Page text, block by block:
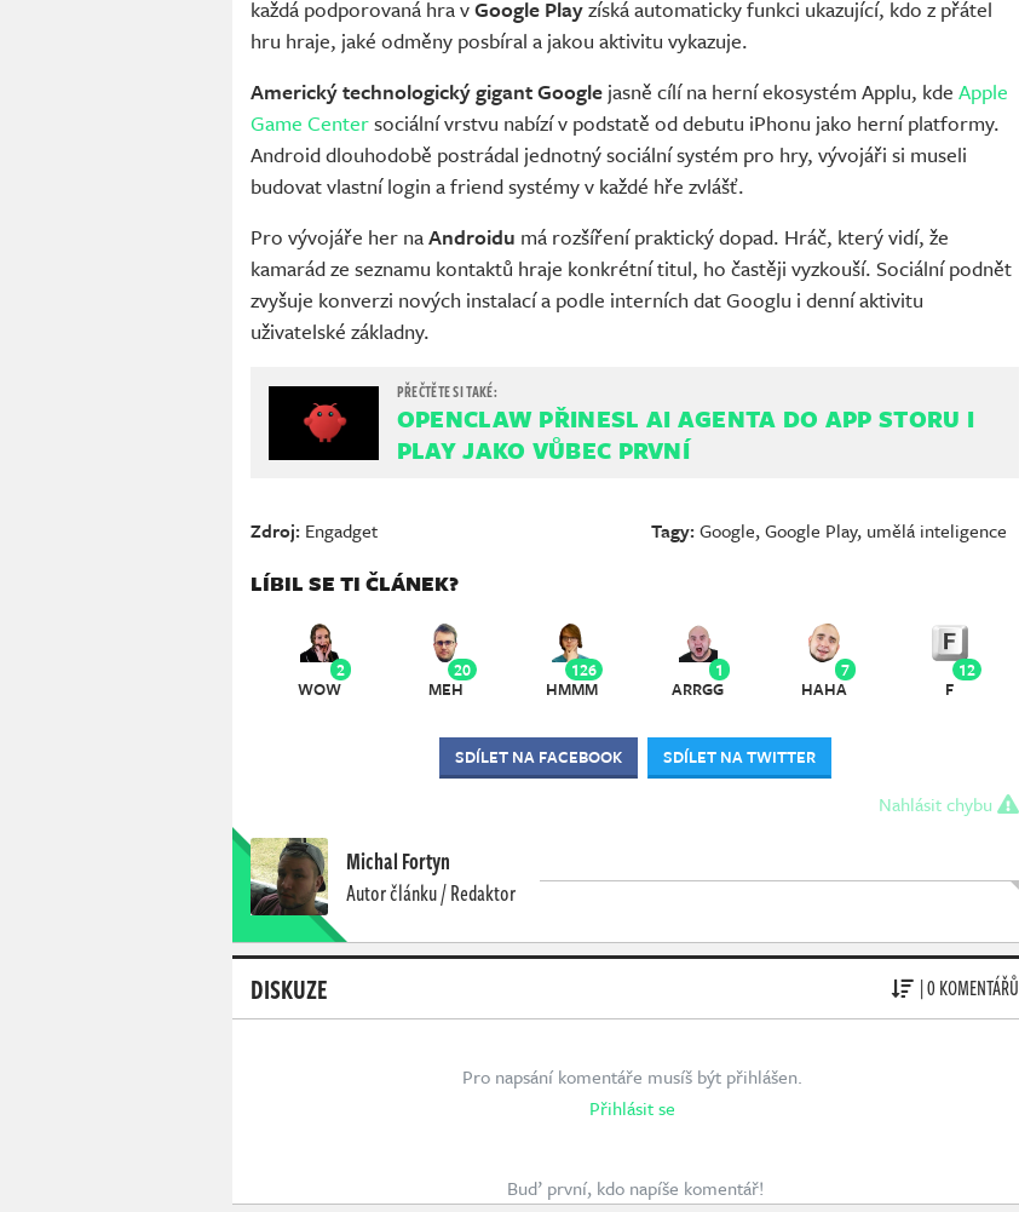
každá podporovaná hra vGoogle Playzíská automaticky funkci ukazující, kdo z přátel
hru hraje, jaké odměny posbíral a jakou aktivitu vykazuje.
Americký technologický gigant Google jasně cílí na herní ekosystém Applu, kde Apple
Game Centersociální vrstvu nabízí v podstatě od debutu iPhonu jako herní platformy.
Android dlouhodobě postrádal jednotný sociální systém pro hry, vývojáři si museli
budovat vlastní login a friend systémy v každé hře zvlášť.
Pro vývojáře her naAndroidu má rozšíření praktický dopad. Hráč, který vidí, že
kamarád ze seznamu kontaktů hraje konkrétní titul, ho častěji vyzkouší. Sociální podnět
zvyšuje konverzi nových instalací a podle interních dat Googlu i denní aktivitu
uživatelské základny.
OPENCLAW PŘINESL AI AGENTA DO APP STORU I
PLAY JAKO VŮBEC PRVNÍ
Zdroj: Engadget Tagy:Google,Google Play, umělá inteligence
LÍBIL SE TI ČLÁNEK?
2
WOW
20
MEH
126
HMMM
1
ARRGG
7
HAHA
12
F
SDÍLET NA FACEBOOK SDÍLET NA TWITTER
Nahlásit chybu
Michal Fortyn
Autor článku / Redaktor
DISKUZE | 0 KOMENTÁŘŮ
Pro napsání komentáře musíš být přihlášen.
Přihlásit se
Buď první, kdo napíše komentář!